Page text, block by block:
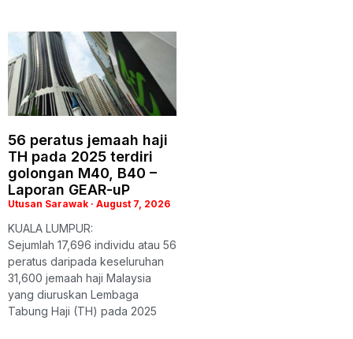
56 peratus jemaah haji
TH pada 2025 terdiri
golongan M40, B40 –
Laporan GEAR-uP
Utusan Sarawak August 7, 2026
KUALA LUMPUR:
Sejumlah 17,696 individu atau 56
peratus daripada keseluruhan
31,600 jemaah haji Malaysia
yang diuruskan Lembaga
Tabung Haji (TH) pada 2025